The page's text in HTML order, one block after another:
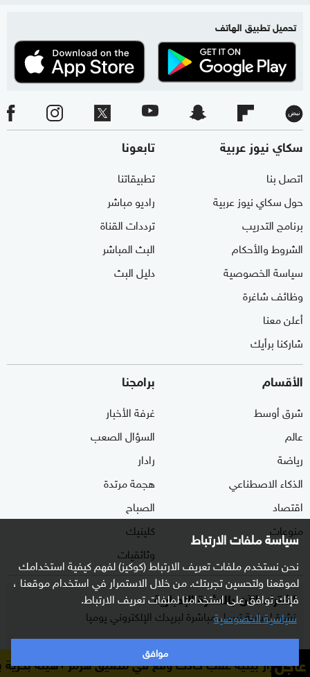
سياسة ملفات الارتباط
نحن نستخدم ملفات تعريف الارتباط (كوكيز) لفهم كيفية استخدامك
لموقعنا ولتحسين تجربتك. من خلال الاستمرار في استخدام موقعنا ،
فإنك توافق على استخدامنا لملفات تعريف الارتباط.
سياسية الخصوصية
موافق
تحميل تطبيق الهاتف
سكاي نيوز عربية
اتصل بنا
حول سكاي نيوز عربية
برنامج التدريب
الشروط والأحكام
سياسة الخصوصية
وظائف شاغرة
أعلن معنا
شاركنا برأيك
تابعونا
تطبيقاتنا
راديو مباشر
ترددات القناة
البث المباشر
دليل البث
الأقسام
شرق أوسط
عالم
رياضة
الذكاء الاصطناعي
اقتصاد
منوعات
برامجنا
غرفة الأخبار
السؤال الصعب
رادار
هجمة مرتدة
الصباح
كلينيك
وثائقيات
اشترك الآن بالنشرة الإخبارية
نشرة إخبارية ترسل مباشرة لبريدك الإلكتروني يوميا
عاجلعقب حادث وقع في مضيق هرمز هيئة بحرية بريطانية: لا